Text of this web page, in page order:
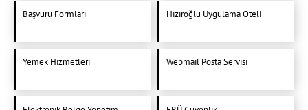
Başvuru Formları Hızıroğlu Uygulama Oteli
Yemek Hizmetleri Webmail Posta Servisi